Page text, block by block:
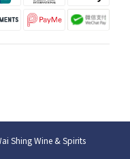
Shing Wine & Spirits